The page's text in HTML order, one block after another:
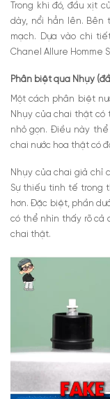
Trong khi đó, đầu xịt
dày, nổi hẳn lên. Bên
mạch. Dựa vào chi
Chanel Allure Homme
Phân biệt qua Nhụy
Một cách phân biệt
Nhụy của chai thật có
nhỏ gọn. Điều này
chai nước hoa thật có
Nhụy của chai giả chỉ
Sự thiếu tinh tế trong
hơn. Đặc biệt, phần
có thể nhìn thấy rõ cả
chai thật.